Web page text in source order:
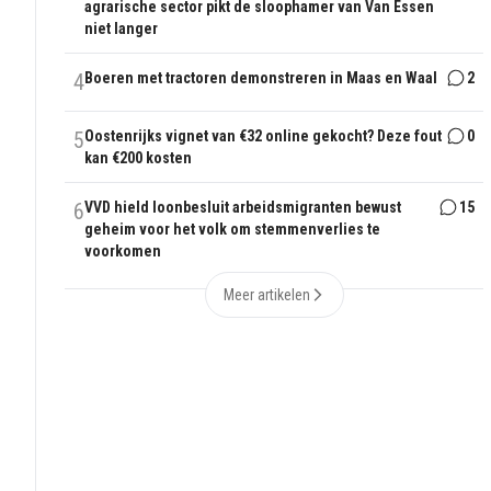
agrarische sector pikt de sloophamer van Van Essen
niet langer
4Boeren met tractoren demonstreren in Maas en Waal 2
5Oostenrijks vignet van €32 online gekocht? Deze fout
kan €200 kosten
0
6VVD hield loonbesluit arbeidsmigranten bewust
geheim voor het volk om stemmenverlies te
voorkomen
15
Meer artikelen